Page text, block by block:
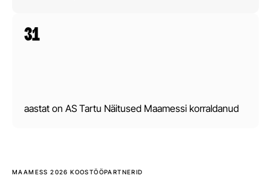
31
aastat on AS Tartu Näitused Maamessi korraldanud
MAAMESS 2026 KOOSTÖÖPARTNERID